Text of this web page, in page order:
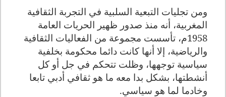
ومن تجليات التبعية السلبية في التجربة الثقافية
المغربية، أنه منذ صدور ظهير الحريات العامة
1958م، تأسست مجموعة من الفعاليات الثقافية
والرياضية، إلا أنها كانت دائما محكومة بخلفية
سياسية توجهها، وظلت تتحكم في جل أو كل
أنشطتها، بشكل بدا معه ما هو ثقافي أدبي تابعا
وخادما لما هو سياسي.